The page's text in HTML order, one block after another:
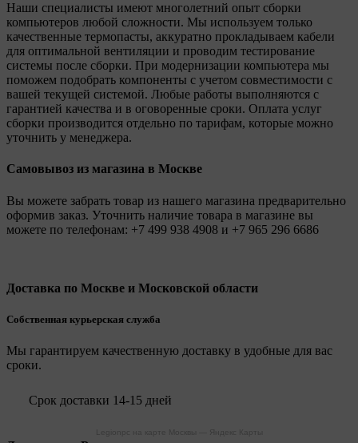
Наши специалисты имеют многолетний опыт сборки
компьютеров любой сложности. Мы используем только
качественные термопасты, аккуратно прокладываем кабели
для оптимальной вентиляции и проводим тестирование
системы после сборки. При модернизации компьютера мы
поможем подобрать компоненты с учетом совместимости с
вашей текущей системой. Любые работы выполняются с
гарантией качества и в оговоренные сроки. Оплата услуг
сборки производится отдельно по тарифам, которые можно
уточнить у менеджера.
Самовывоз из магазина в Москве
Вы можете забрать товар из нашего магазина предварительно
оформив заказ. Уточнить наличие товара в магазине вы
можете по телефонам: +7 499 938 4908 и +7 965 296 6686
Доставка по Москве и Московской области
Собственная курьерская служба
Мы гарантируем качественную доставку в удобные для вас
сроки.
Срок доставки 14-15 дней
Legionpc на карте Москвы — Яндекс Карты